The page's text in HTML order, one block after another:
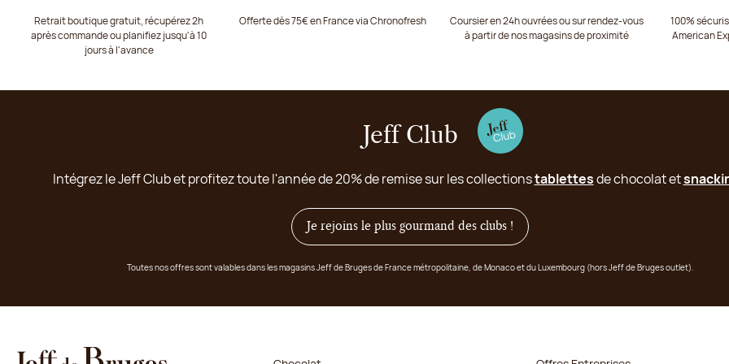
Retrait boutique gratuit, récupérez 2h
après commande ou planifiez jusqu'à 10
jours à l'avance
Offerte dès 75€ en France via Chronofresh
Coursier en 24h ouvrées ou sur rendez-vous
à partir de nos magasins de proximité
100%
American
Jeff Club
Intégrez le Jeff Club et profitez toute l'année de 20% de remise sur les collectionstablettesde chocolat et
Je rejoins le plus gourmand des clubs !
Toutes nos offres sont valables dans les magasins Jeff de Bruges de France métropolitaine, de Monaco et du Luxembourg (hors Jeff de Bruges outlet).